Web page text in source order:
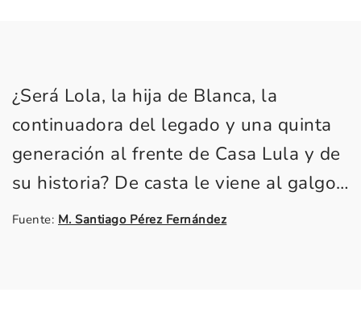
¿Será Lola, la hija de Blanca, la
continuadora del legado y una quinta
generación al frente de Casa Lula y de
su historia? De casta le viene al galgo…
Fuente: M. Santiago Pérez Fernández